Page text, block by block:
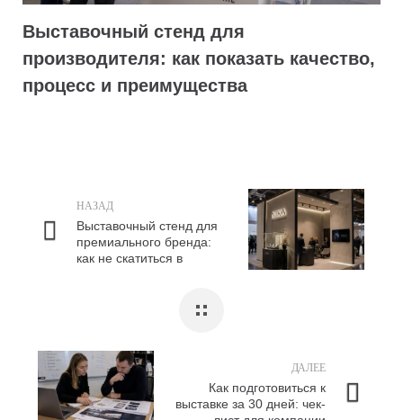
Выставочный стенд для
производителя: как показать качество,
процесс и преимущества
НАЗАД
Выставочный стенд для
премиального бренда:
как не скатиться в
ДАЛЕЕ
Как подготовиться к
выставке за 30 дней: чек-